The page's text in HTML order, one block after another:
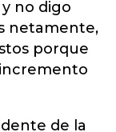
no digo
netamente,
porque
de la